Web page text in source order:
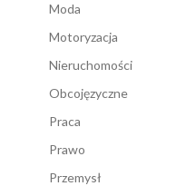
Moda
Motoryzacja
Nieruchomości
Obcojęzyczne
Praca
Prawo
Przemysł